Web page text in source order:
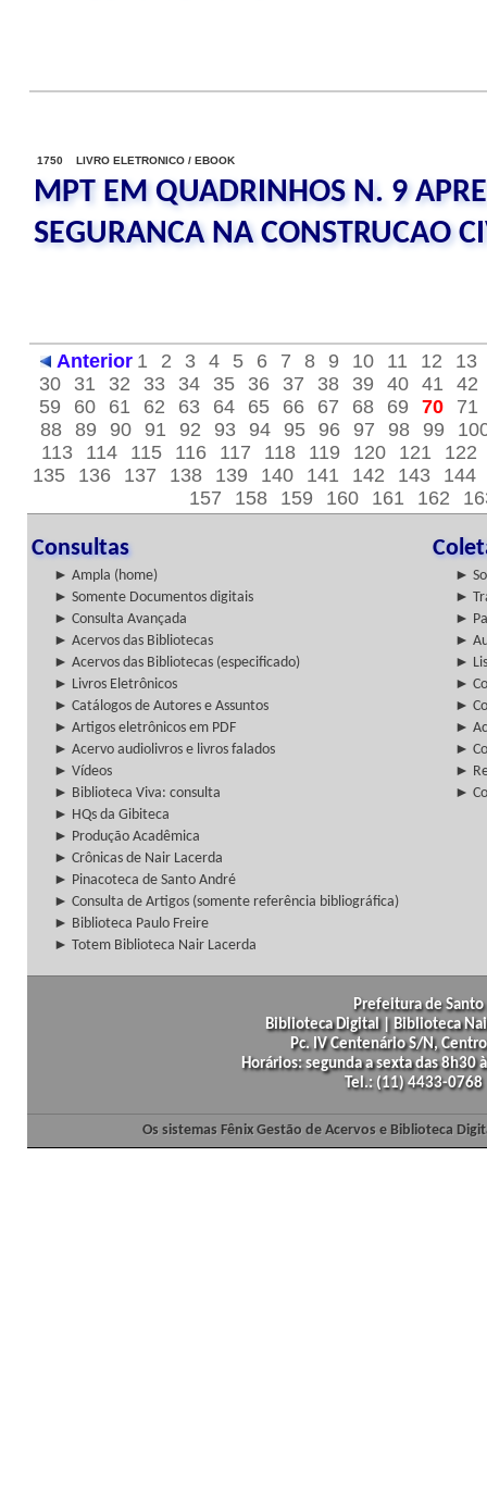
1750 LIVRO ELETRONICO / EBOOK
MPT EM QUADRINHOS N. 9
SEGURANCA NA CONSTRUCAO
Anterior 1 2 3 4 5 6 7 8 9 10 11 12
13
30
31 32 33 34 35 36 37 38 39 40 41
42
59
60 61 62 63 64 65 66 67 68 69 70
71
88 89 90 91 92 93 94 95 96 97 98 99
113
114 115 116 117 118 119 120 121
122
135
136 137 138 139 140 141 142 143
144
157
158 159 160 161 162
Consultas
► Ampla (home)
►
► Somente Documentos digitais
►
► Consulta Avançada
►
► Acervos das Bibliotecas
►
► Acervos das Bibliotecas (especificado)
►
► Livros Eletrônicos
►
► Catálogos de Autores e Assuntos
►
► Artigos eletrônicos em PDF
►
► Acervo audiolivros e livros falados
►
► Vídeos
►
► Biblioteca Viva: consulta
►
► HQs da Gibiteca
► Produção Acadêmica
► Crônicas de Nair Lacerda
► Pinacoteca de Santo André
► Consulta de Artigos (somente referência bibliográfica)
► Biblioteca Paulo Freire
► Totem Biblioteca Nair Lacerda
Prefeitura de
Biblioteca Digital | Biblioteca
Pc. IV Centenário S/N,
Horários: segunda a sexta das
Tel.: (11) 4433-
Os sistemas Fênix Gestão de Acervos e Biblioteca